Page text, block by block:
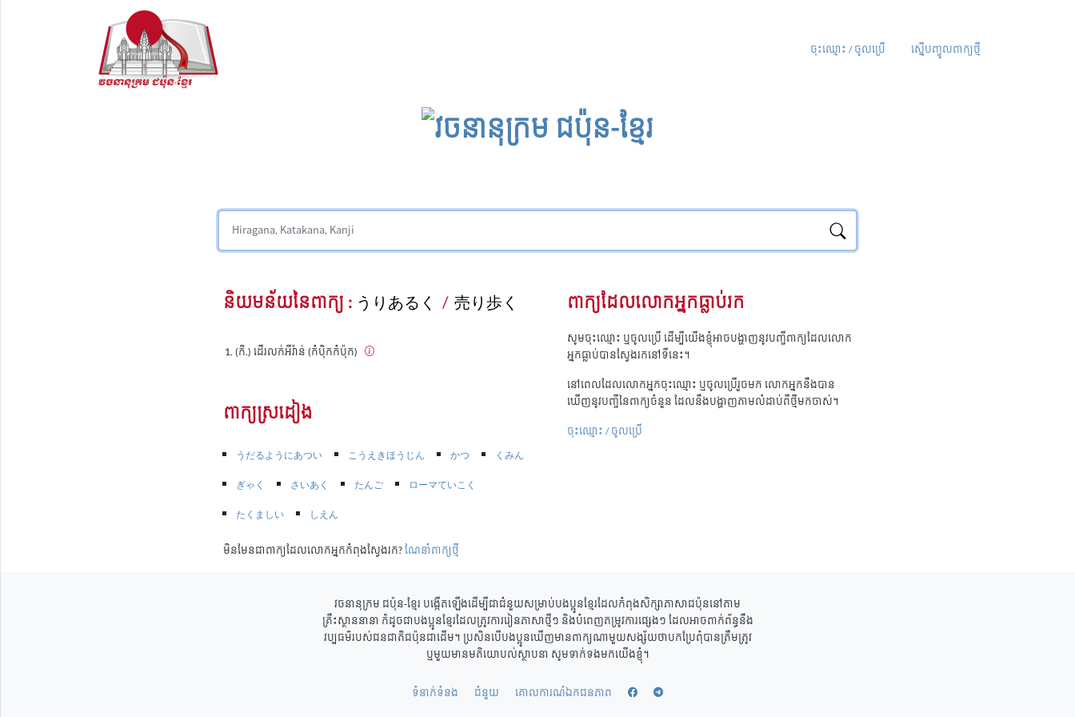
ចុះឈ្មោះ / ចូលប្រើ ស្នើបញ្ចូលពាក្យថ្មី
និយមន័យនៃពាក្យ : うりあるく / 売り歩く
(កិ.) ដើរលក់អីវ៉ាន់ (កំប៉ិកកំប៉ុក)
ពាក្យស្រដៀង
うだるようにあつい こうえきほうじん かつ
くみん
ぎゃく
さいあく たんご
ローマていこく
たくましい
しえん
មិនមែនជាពាក្យដែលលោកអ្នកកំពុងស្វែងរក?ណែនាំពាក្យថ្មី
ពាក្យដែលលោកអ្នកធ្លាប់រក
សូមចុះឈ្មោះ ឬចូលប្រើ ដើម្បីយើងខ្ញុំអាចបង្ហាញនូវបញ្ជីពាក្យដែលលោក
អ្នកធ្លាប់បានស្វែងរកនៅទីនេះ។
នៅពេលដែលលោកអ្នកចុះឈ្មោះ ឬចូលប្រើរួចមក លោកអ្នកនឹងបាន
ឃើញនូវបញ្ជីនៃពាក្យចំនួន ដែលនឹងបង្ហាញតាមលំដាប់ពីថ្មីមកចាស់។
ចុះឈ្មោះ / ចូលប្រើ
វចនានុក្រម ជប៉ុន-ខ្មែរ បង្កើតឡើងដើម្បីជាជំនួយសម្រាប់បងប្អូនខ្មែរដែលកំពុងសិក្សាភាសាជប៉ុននៅតាម
គ្រឹះស្ថាននានា ក៏ដូចជាបងប្អូនខ្មែរដែលត្រូវការរៀនភាសាថ្មីៗ និងបំពេញតម្រូវការផ្សេងៗ ដែលអាចពាក់ព័ន្ធនឹង
វប្បធម៌របស់ជនជាតិជប៉ុនជាដើម។ ប្រសិនបើបងប្អូនឃើញមានពាក្យណាមួយសង្ស័យថាបកប្រែពុំបានត្រឹមត្រូវ
ឬមួយមានមតិយោបល់ស្ថាបនា សូមទាក់ទងមកយើងខ្ញុំ។
ទំនាក់ទំនង ជំនួយ គោលការណ៍ឯកជនភាព